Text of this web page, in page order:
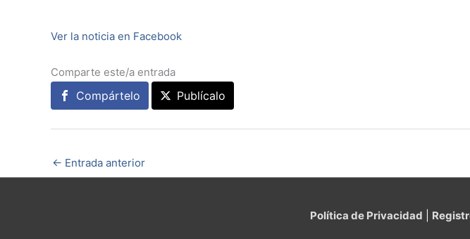
Ver la noticia en Facebook
Comparte este/a entrada
Compártelo Publícalo
← Entrada anterior
Política de Privacidad